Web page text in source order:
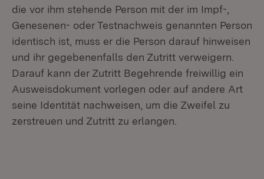
die vor ihm stehende Person mit der im Impf-,
Genesenen- oder Testnachweis genannten Person
identisch ist, muss er die Person darauf hinweisen
und ihr gegebenenfalls den Zutritt verweigern.
Darauf kann der Zutritt Begehrende freiwillig ein
Ausweisdokument vorlegen oder auf andere Art
seine Identität nachweisen, um die Zweifel zu
zerstreuen und Zutritt zu erlangen.